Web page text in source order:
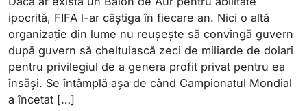
ipocrită, FIFA l-ar câştiga în fiecare an. Nici o altă
organizaţie din lume nu reuşeşte să convingă guvern
după guvern să cheltuiască zeci de miliarde de dolari
pentru privilegiul de a genera profit privat pentru ea
însăşi. Se întâmplă aşa de când Campionatul Mondial
a încetat […]